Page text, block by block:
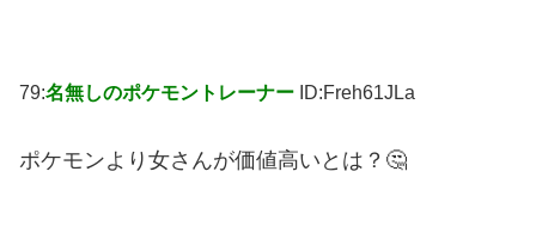
79:名無しのポケモントレーナー ID:Freh61JLa
ポケモンより女さんが価値高いとは？🤔